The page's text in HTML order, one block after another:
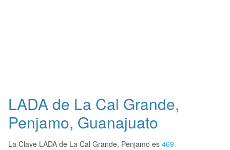
LADA de La Cal Grande,
Penjamo, Guanajuato
La Clave LADA de La Cal Grande, Penjamo es 469